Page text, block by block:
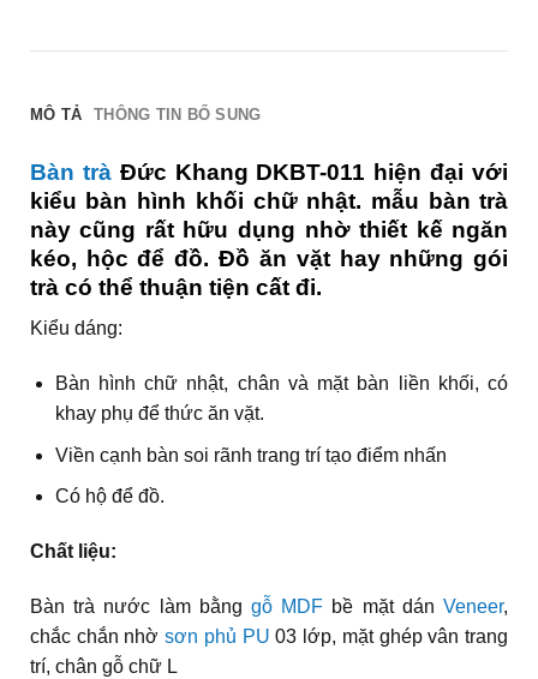
MÔ TẢ THÔNG TIN BỔ SUNG
Bàn tràĐức Khang DKBT-011 hiện đại với
kiểu bàn hình khối chữ nhật. mẫu bàn trà
này cũng rất hữu dụng nhờ thiết kế ngăn
kéo, hộc để đồ. Đồ ăn vặt hay những gói
trà có thể thuận tiện cất đi.
Kiểu dáng:
Bàn hình chữ nhật, chân và mặt bàn liền khối, có
khay phụ để thức ăn vặt.
Viền cạnh bàn soi rãnh trang trí tạo điểm nhấn
Có hộ để đồ.
Chất liệu:
Bàn trà nước làm bằng gỗ MDF bề mặt dánVeneer,
chắc chắn nhờsơn phủ PU 03 lớp, mặt ghép vân trang
trí, chân gỗ chữ L